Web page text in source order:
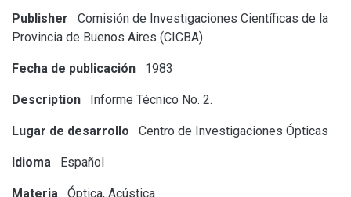
Publisher
Comisión de Investigaciones Científicas de la
Provincia de Buenos Aires (CICBA)
Fecha de publicación 1983
Description Informe Técnico No. 2.
Lugar de desarrollo Centro de Investigaciones Ópticas
Idioma Español
Materia Óptica, Acústica